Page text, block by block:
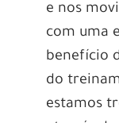
e nos
com uma
benefício
do
estamos